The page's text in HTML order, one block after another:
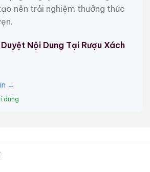
nha và ngũ cốc
đặt theo tên của một gia đình
hào, cũng là Vua của Scotland và
rượu Scotch nhẹ, tươi mát được
Rượu Trung Quốc
nên trải nghiệm thưởng thức
Nội Dung Tại Rượu Xách
→
dung